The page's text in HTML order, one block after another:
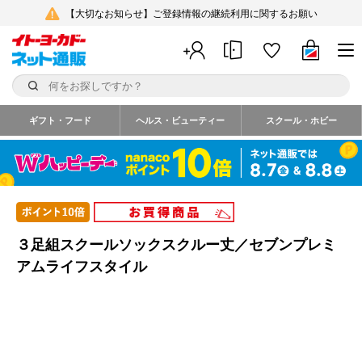
【大切なお知らせ】ご登録情報の継続利用に関するお願い
ギフト・フード ヘルス・ビューティー スクール・ホビー
３足組スクールソックスクルー丈／セブンプレミ
アムライフスタイル